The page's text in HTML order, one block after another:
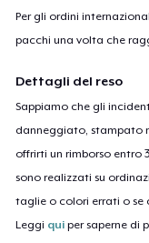
Per gli ordini
pacchi una volta che
Dettagli del reso
Sappiamo che gli
danneggiato, stampato
offrirti un rimborso entro
sono realizzati su
taglie o colori errati o se
Leggi qui per saperne di